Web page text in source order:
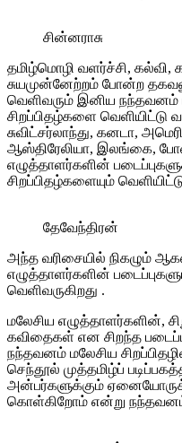
சின்னராசு
தமிழ்மொழி வளர்ச்சி, கல்வி,
சுயமுன்னேற்றம் போன்ற
வெளிவரும் இனிய நந்தவனம்
சிறப்பிதழ்களை வெளியிட்டு
சுவிட்சர்லாந்து, கனடா,
ஆஸ்திரேலியா, இலங்கை,
எழுத்தாளர்களின்
சிறப்பிதழ்களையும்
தேவேந்திரன்
அந்த வரிசையில் நிகழும்
எழுத்தாளர்களின்
வெளிவருகிறது .
மலேசிய எழுத்தாளர்களின்,
கவிதைகள் என சிறந்த
நந்தவனம் மலேசிய
செந்தூல் முத்தமிழ்ப்
அன்பர்களுக்கும்
கொள்கிறோம் என்று நந்தவனம்